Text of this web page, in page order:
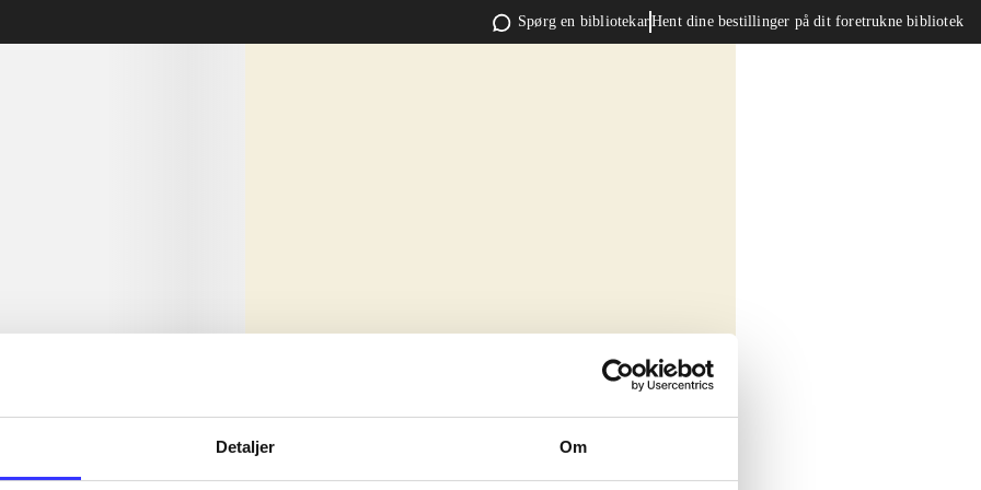
Detaljer Om
Spørg en bibliotekarHent dine bestillinger på dit foretrukne bibliotek
sit amet ...
sit amet ...